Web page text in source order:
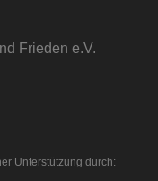
Frieden e.V.
Unterstützung durch: